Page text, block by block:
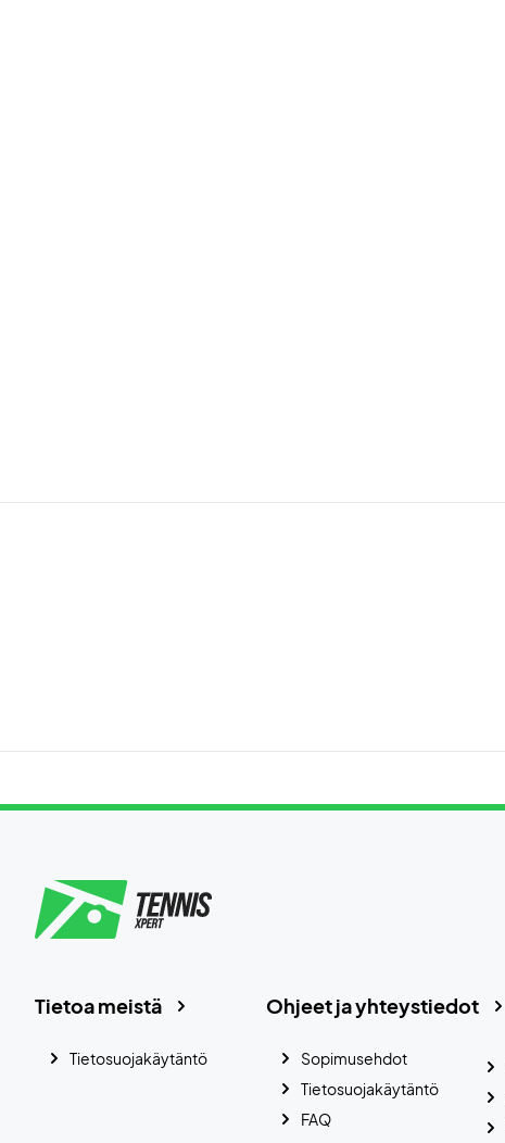
Ohjeet ja yhteystiedot
Sopimusehdot
Tietosuojakäytäntö
FAQ
Tietoa meistä
Tietosuojakäytäntö